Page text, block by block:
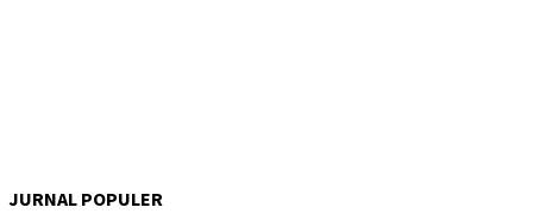
JURNAL POPULER